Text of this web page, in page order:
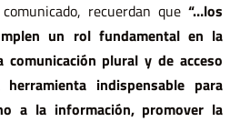
recuerdan que “…los
un rol fundamental en la
comunicación plural y de acceso
indispensable para
a la información, promover la